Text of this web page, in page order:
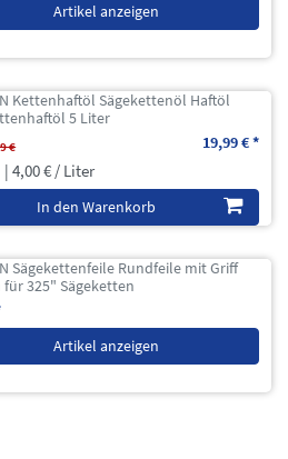
Artikel anzeigen
Kettenhaftöl Sägekettenöl Haftöl
5 Liter
€ 19,99 € *
| 4,00 € / Liter
In den Warenkorb
Sägekettenfeile Rundfeile mit Griff
für 325" Sägeketten
Artikel anzeigen